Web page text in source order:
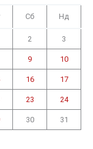
Сб Нд
2 3
9 10
16 17
23 24
30 31